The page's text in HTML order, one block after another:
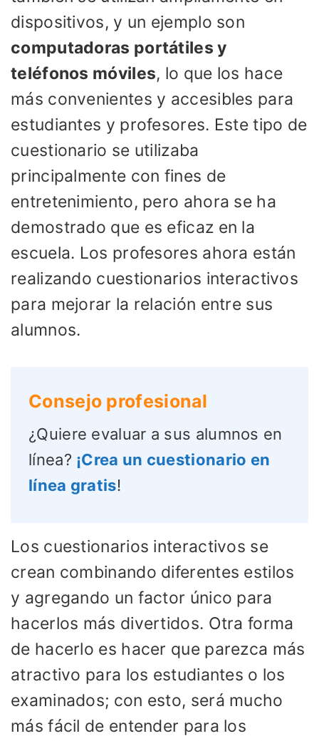
dispositivos, y un ejemplo son
computadoras portátiles y
teléfonos móviles, lo que los hace
más convenientes y accesibles para
estudiantes y profesores. Este tipo de
cuestionario se utilizaba
principalmente con fines de
entretenimiento, pero ahora se ha
demostrado que es eficaz en la
escuela. Los profesores ahora están
realizando cuestionarios interactivos
para mejorar la relación entre sus
alumnos.
Consejo profesional
¿Quiere evaluar a sus alumnos en
línea? ¡Crea un cuestionario en
línea gratis!
Los cuestionarios interactivos se
crean combinando diferentes estilos
y agregando un factor único para
hacerlos más divertidos. Otra forma
de hacerlo es hacer que parezca más
atractivo para los estudiantes o los
examinados; con esto, será mucho
más fácil de entender para los